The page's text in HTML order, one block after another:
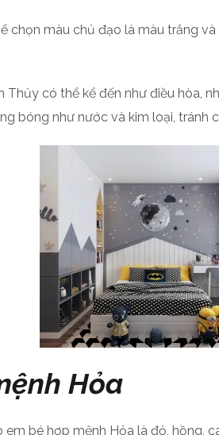
chọn màu chủ đạo là màu trắng
Thủy có thể kể đến như điều hòa,
bóng như nước và kim loại,
Hỏa
bé hợp mệnh Hỏa là đỏ, hồng,